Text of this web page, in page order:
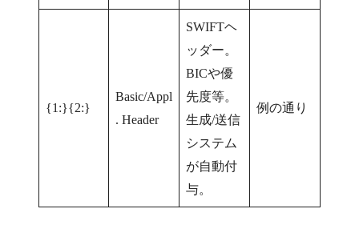
{1:}{2:}
Basic/Appl
. Header
SWIFTヘ
ッダー。
BICや優
先度等。
生成/送信
システム
が自動付
与。
例の通り